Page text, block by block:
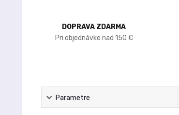
DOPRAVA ZDARMA
Pri objednávke nad 150 €
Parametre